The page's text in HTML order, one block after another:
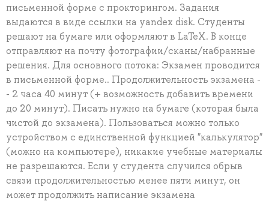
письменной форме с прокторингом. Задания
выдаются в виде ссылки на yandex disk. Студенты
решают на бумаге или оформляют в LaTeX. В конце
отправляют на почту фотографии/сканы/набранные
решения. Для основного потока: Экзамен проводится
в письменной форме.. Продолжительность экзамена -
- 2 часа 40 минут (+ возможность добавить времени
до 20 минут). Писать нужно на бумаге (которая была
чистой до экзамена). Пользоваться можно только
устройством с единственной функцией "калькулятор"
(можно на компьютере), никакие учебные материалы
не разрешаются. Если у студента случился обрыв
связи продолжительностью менее пяти минут, он
может продолжить написание экзамена